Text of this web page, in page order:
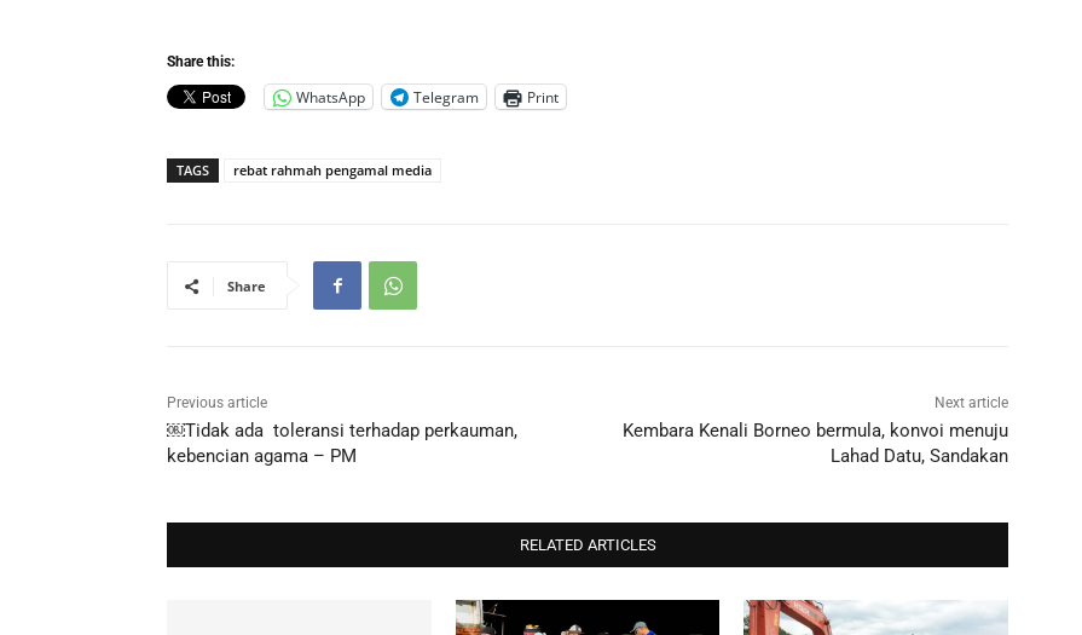
Share this:
WhatsApp Telegram Print
TAGS rebat rahmah pengamal media
Share
Previous article
￼Tidak ada toleransi terhadap perkauman,
kebencian agama – PM
Next article
Kembara Kenali Borneo bermula, konvoi menuju
Lahad Datu, Sandakan
RELATED ARTICLES